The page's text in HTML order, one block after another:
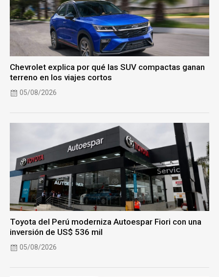
Chevrolet explica por qué las SUV compactas ganan
terreno en los viajes cortos
05/08/2026
Toyota del Perú moderniza Autoespar Fiori con una
inversión de US$ 536 mil
05/08/2026